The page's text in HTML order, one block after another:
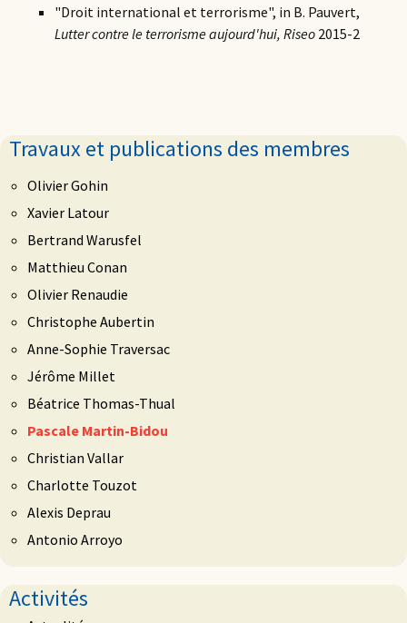
"Droit international et terrorisme", in B. Pauvert,
Lutter contre le terrorisme aujourd'hui, Riseo 2015-2
Travaux et publications des membres
Olivier Gohin
Xavier Latour
Bertrand Warusfel
Matthieu Conan
Olivier Renaudie
Christophe Aubertin
Anne-Sophie Traversac
Jérôme Millet
Béatrice Thomas-Thual
Pascale Martin-Bidou
Christian Vallar
Charlotte Touzot
Alexis Deprau
Antonio Arroyo
Activités